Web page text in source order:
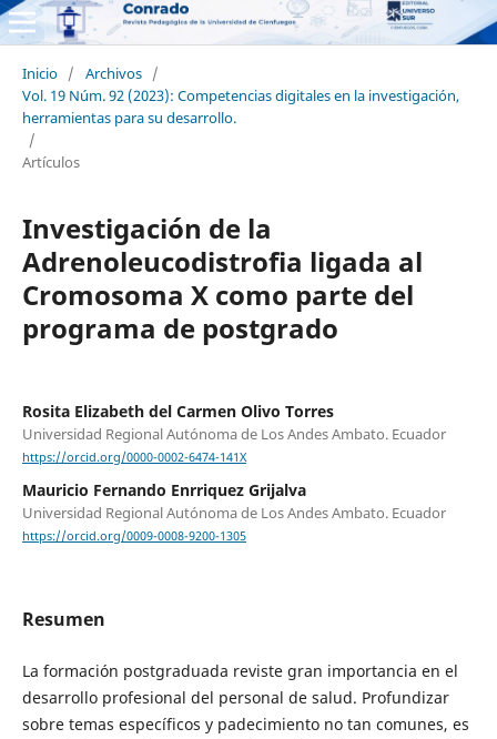
Inicio / Archivos /
Vol. 19 Núm. 92 (2023): Competencias digitales en la investigación,
herramientas para su desarrollo.
/
Artículos
Investigación de la
Adrenoleucodistrofia ligada al
Cromosoma X como parte del
programa de postgrado
Rosita Elizabeth del Carmen Olivo Torres
Universidad Regional Autónoma de Los Andes Ambato. Ecuador
https://orcid.org/0000-0002-6474-141X
Mauricio Fernando Enrriquez Grijalva
Universidad Regional Autónoma de Los Andes Ambato. Ecuador
https://orcid.org/0009-0008-9200-1305
Resumen
La formación postgraduada reviste gran importancia en el
desarrollo profesional del personal de salud. Profundizar
sobre temas específicos y padecimiento no tan comunes, es